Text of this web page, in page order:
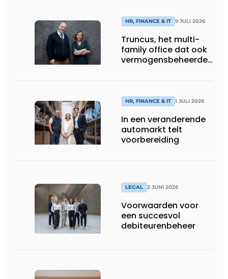
HR, FINANCE & IT 9 JULI 2026
Truncus, het multi-
family office dat ook
vermogensbeheerder
HR, FINANCE & IT 1 JULI 2026
In een veranderende
automarkt telt
voorbereiding
LEGAL 2 JUNI 2026
Voorwaarden voor
een succesvol
debiteurenbeheer